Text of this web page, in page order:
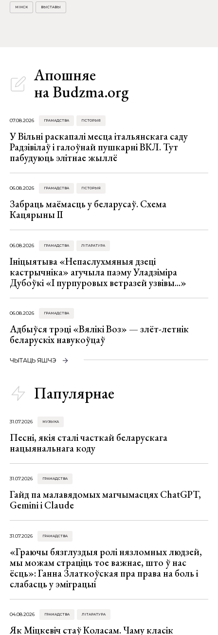
МІНСК ВЫСТАВЫ
Апошняе
на Budzma.org
07.08.2026 ГРАМАДСТВА ГІСТОРЫЯ
У Вільні раскапалі месца італьянскага саду
Радзівілаў і галоўнай пушкарні ВКЛ. Тут
пабудуюць элітнае жыллё
06.08.2026 ГРАМАДСТВА ГІСТОРЫЯ
Забраць маёмасць у беларусаў. Схема
Кацярыны ІІ
06.08.2026 ГРАМАДСТВА ЛІТАРАТУРА
Ініцыятыва «Непаслухмяныя дзеці
кастрычніка» агучыла паэму Уладзіміра
Дубоўкі «І пурпуровых ветразей узвівы...»
06.08.2026 ГРАМАДСТВА
Адбыўся трэці «Вялікі Воз» — злёт-летнік
беларускіх навукоўцаў
ЧЫТАЦЬ ЯШЧЭ
Папулярнае
31.07.2026 МУЗЫКА
Песні, якія сталі часткай беларускага
нацыянальнага коду
31.07.2026 ГРАМАДСТВА
Гайд па малавядомых магчымасцях ChatGPT,
Gemini і Claude
31.07.2026 ГРАМАДСТВА
«Граючы бязглуздыя ролі нязломных людзей,
мы можам страціць тое важнае, што ў нас
ёсць»: Ганна Златкоўская пра права на боль і
слабасць у эміграцыі
04.08.2026 ГРАМАДСТВА ЛІТАРАТУРА
Як Міцкевіч стаў Коласам. Чаму класік